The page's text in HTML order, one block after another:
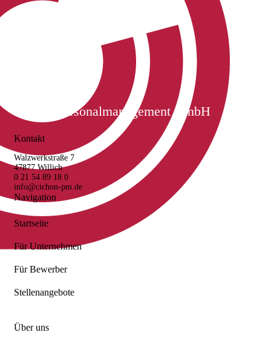
Cichon Personalmanagement GmbH
Kontakt
Walzwerkstraße 7
47877 Willich
0 21 54 89 18 0
info@cichon-pm.de
Navigation
Startseite
Für Unternehmen
Für Bewerber
Stellenangebote
Über uns